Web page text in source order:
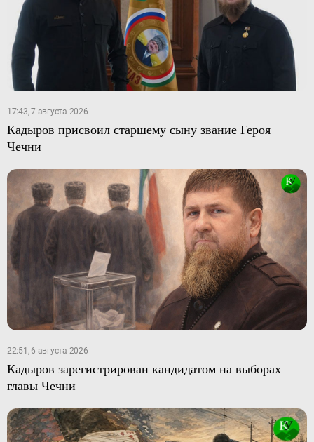
17:43, 7 августа 2026
Кадыров присвоил старшему сыну звание Героя
Чечни
22:51, 6 августа 2026
Кадыров зарегистрирован кандидатом на выборах
главы Чечни